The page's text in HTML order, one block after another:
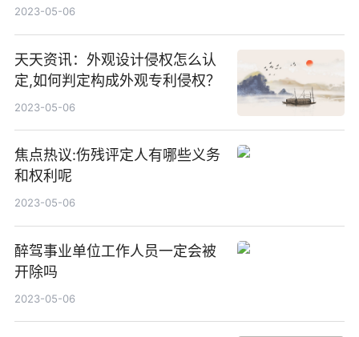
2023-05-06
天天资讯：外观设计侵权怎么认
定,如何判定构成外观专利侵权？
2023-05-06
焦点热议:伤残评定人有哪些义务
和权利呢
2023-05-06
醉驾事业单位工作人员一定会被
开除吗
2023-05-06